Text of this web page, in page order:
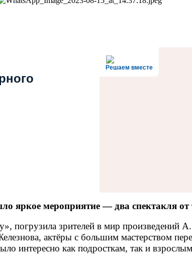
Решаем вместе
яркое мероприятие — два спектакля
погрузила зрителей в мир
актёры с большим мастерством
интересно как подросткам, так и